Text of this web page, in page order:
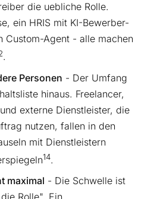
die uebliche Rolle.
ein HRIS mit KI-Bewerber-
Custom-Agent - alle machen
.
Personen - Der Umfang
hinaus. Freelancer,
externe Dienstleister, die
nutzen, fallen in den
mit Dienstleistern
14.
maximal - Die Schwelle ist
Rolle". Ein